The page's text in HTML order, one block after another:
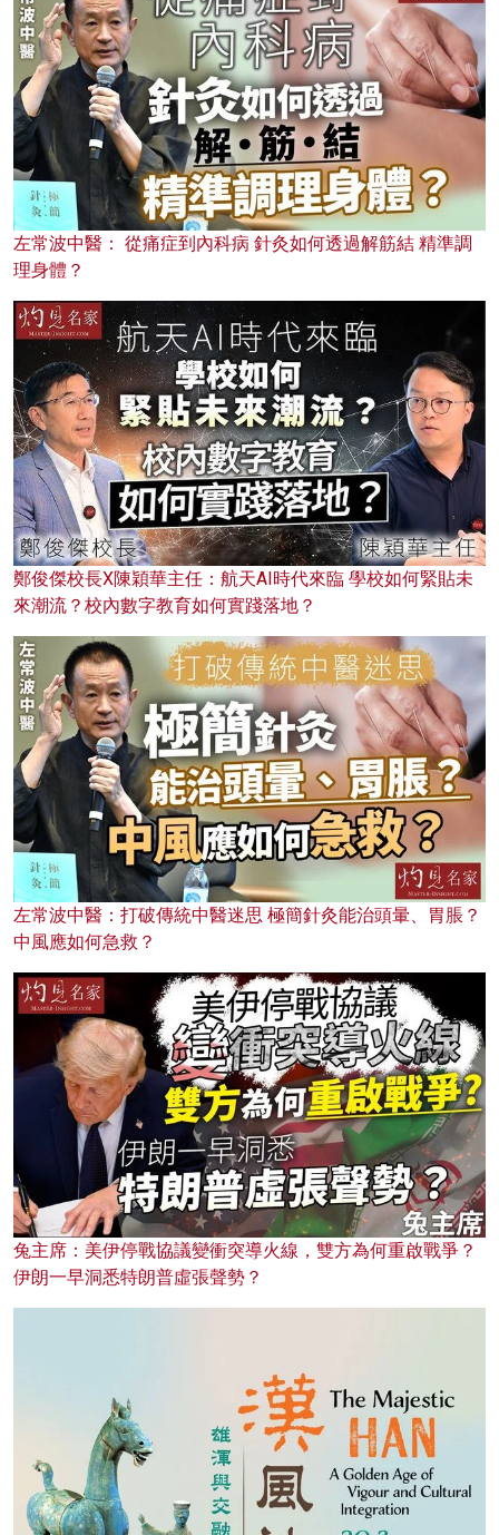
左常波中醫： 從痛症到內科病 針灸如何透過解筋結 精準調
理身體？
鄭俊傑校長X陳穎華主任：航天AI時代來臨 學校如何緊貼未
來潮流？校內數字教育如何實踐落地？
左常波中醫：打破傳統中醫迷思 極簡針灸能治頭暈、胃脹？
中風應如何急救？
兔主席：美伊停戰協議變衝突導火線，雙方為何重啟戰爭？
伊朗一早洞悉特朗普虛張聲勢？